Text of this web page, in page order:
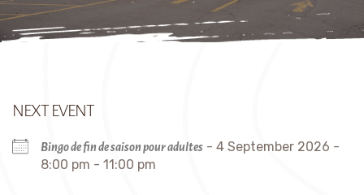
NEXT EVENT
Bingo de fin de saison pour adultes - 4 September 2026 -
8:00 pm - 11:00 pm